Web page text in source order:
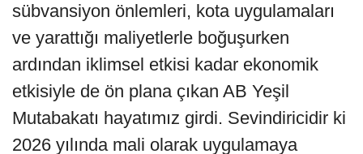
sübvansiyon önlemleri, kota uygulamaları
ve yarattığı maliyetlerle boğuşurken
ardından iklimsel etkisi kadar ekonomik
etkisiyle de ön plana çıkan AB Yeşil
Mutabakatı hayatımız girdi. Sevindiricidir ki
2026 yılında mali olarak uygulamaya